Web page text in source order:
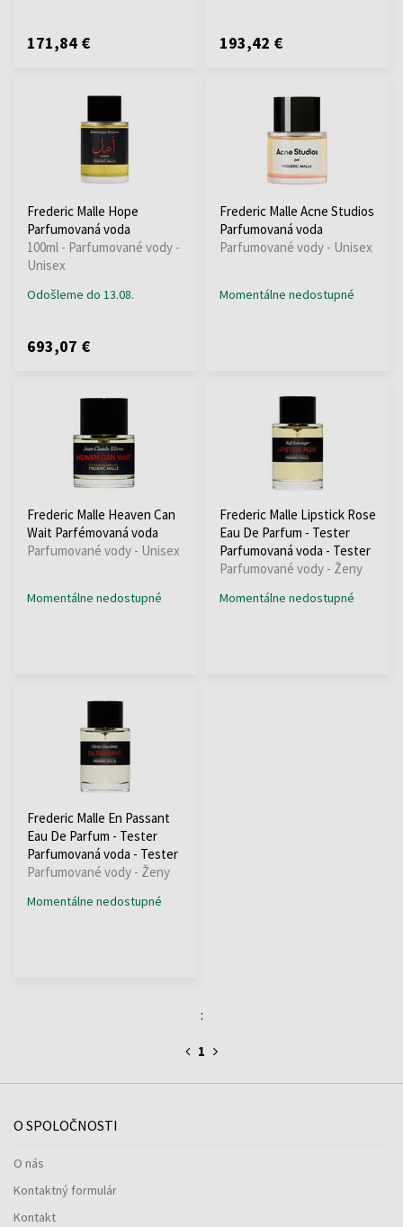
171,84 € 193,42 €
Frederic Malle Hope
Parfumovaná voda
100ml - Parfumované vody -
Unisex
Odošleme do 13.08.
693,07 €
Frederic Malle Acne Studios
Parfumovaná voda
Parfumované vody - Unisex
Momentálne nedostupné
Frederic Malle Heaven Can
Wait Parfémovaná voda
Parfumované vody - Unisex
Momentálne nedostupné
Frederic Malle Lipstick Rose
Eau De Parfum - Tester
Parfumovaná voda - Tester
Parfumované vody - Ženy
Momentálne nedostupné
Frederic Malle En Passant
Eau De Parfum - Tester
Parfumovaná voda - Tester
Parfumované vody - Ženy
Momentálne nedostupné
:
1
O SPOLOČNOSTI
O nás
Kontaktný formulár
Kontakt